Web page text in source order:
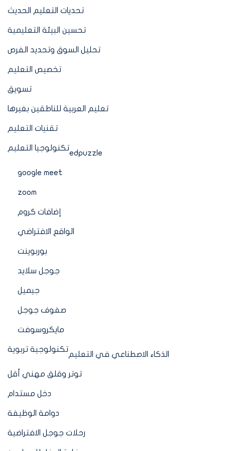
تحديات التعليم الحديث
تحسين البيئة التعليمية
تحليل السوق وتحديد الفرص
تخصيص التعليم
تسويق
تعليم العربية للناطقين بغيرها
تقنيات التعليم
تكنولوجيا التعليم
edpuzzle
google meet
zoom
إضافات كروم
الواقع الافتراضي
بوربوينت
جوجل سلايد
جيميل
صفوف جوجل
مايكروسوفت
تكنولوجية تربوية
الذكاء الاصطناعي في التعليم
توتر وقلق مهني أقل
دخل مستدام
دوامة الوظيفة
رحلات جوجل الافتراضية